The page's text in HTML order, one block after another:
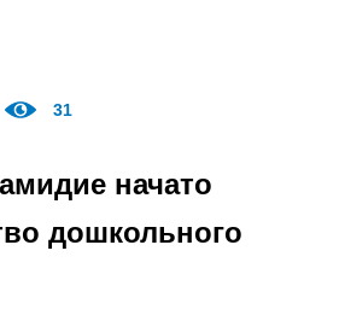
31
начато
дошкольного